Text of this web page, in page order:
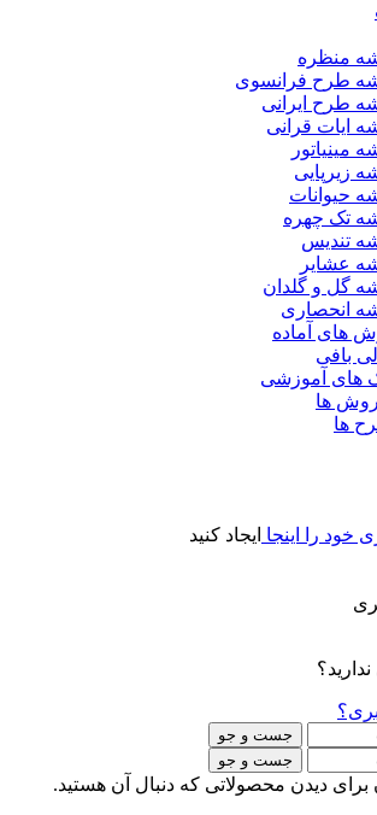
منظره
طرح فرانسوی
طرح ایرانی
ایات قرانی
مینیاتور
زیرپایی
حیوانات
تک چهره
تندیس
عشایر
گل و گلدان
انحصاری
های آماده
بافی
های آموزشی
ها
ها
خود را اینجا ایجاد کنید
جست و جو
جست و جو
دیدن محصولاتی که دنبال آن هستید.